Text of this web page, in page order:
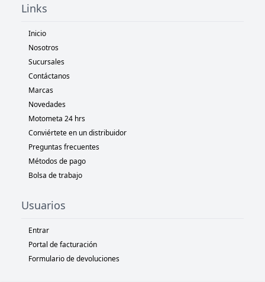
Links
Inicio
Nosotros
Sucursales
Contáctanos
Marcas
Novedades
Motometa 24 hrs
Conviértete en un distribuidor
Preguntas frecuentes
Métodos de pago
Bolsa de trabajo
Usuarios
Entrar
Portal de facturación
Formulario de devoluciones